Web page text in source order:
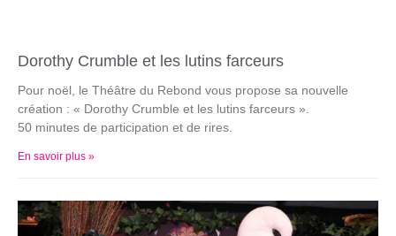
Dorothy Crumble et les lutins farceurs
Pour noël, le Théâtre du Rebond vous propose sa nouvelle
création : « Dorothy Crumble et les lutins farceurs ».
50 minutes de participation et de rires.
En savoir plus »